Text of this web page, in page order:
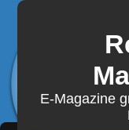
E-Magazine